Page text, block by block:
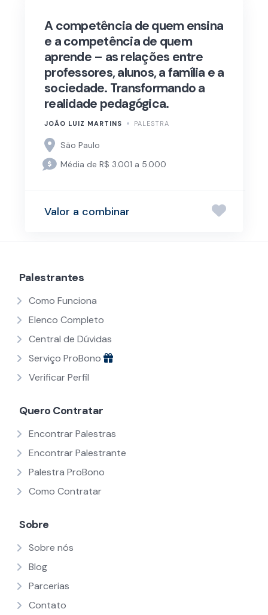
A competência de quem ensina
e a competência de quem
aprende – as relações entre
professores, alunos, a família e a
sociedade. Transformando a
realidade pedagógica.
JOÃO LUIZ MARTINS PALESTRA
São Paulo
Média de R$ 3.001 a 5.000
Valor a combinar
Palestrantes
Como Funciona
Elenco Completo
Central de Dúvidas
Serviço ProBono
Verificar Perfil
Quero Contratar
Encontrar Palestras
Encontrar Palestrante
Palestra ProBono
Como Contratar
Sobre
Sobre nós
Blog
Parcerias
Contato